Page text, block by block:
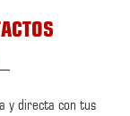
y directa con tus